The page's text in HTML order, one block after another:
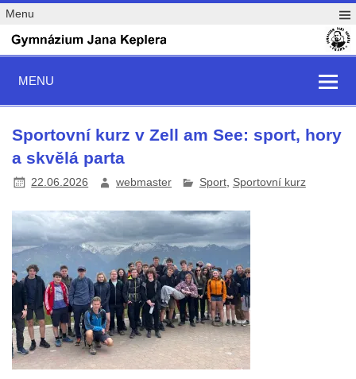
Menu
MENU
Sportovní kurz v Zell am See: sport, hory
a skvělá parta
22.06.2026 webmaster Sport, Sportovní kurz